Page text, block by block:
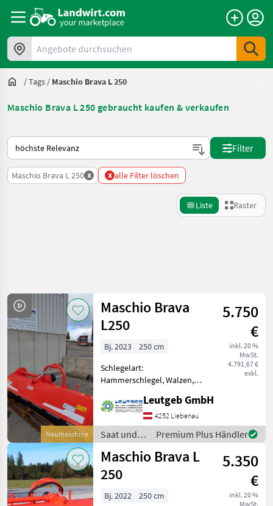
Angebote durchsuchen
/Tags / Maschio Brava L 250
Maschio Brava L 250 gebraucht kaufen & verkaufen
So wird auf Landwirt.com sortiert
Filter
Maschio Brava L 250 x x alle Filter löschen
Liste Raster
Kategorie 2 Land Filter
Maschio
Brava L
KATEGORIE
WÄHLEN
Landtechnik
22
Kommunaltechnik
1
Zurücksetzen
23
Ergebnisse
anzeigen
Neumaschine
Maschio Brava
L250
5.750
€
inkl. 20 %
MwSt.
4.791,67 €
exkl.
Bj. 2023
250 cm
Schlegelart:
Hammerschlegel, Walzen,
m Arbeitsbreite für
Schlepper bis 80 PS *mit
mechanischer Verschiebung
*Universal-Dreipunktbock,
*Ei
Leutgeb GmbH
4252 Liebenau
Saat und
Pflege /
Maschio
Premium Plus Händler
Maschio Brava L
250
5.350
€
inkl. 20 %
MwSt.
Bj. 2022
250 cm